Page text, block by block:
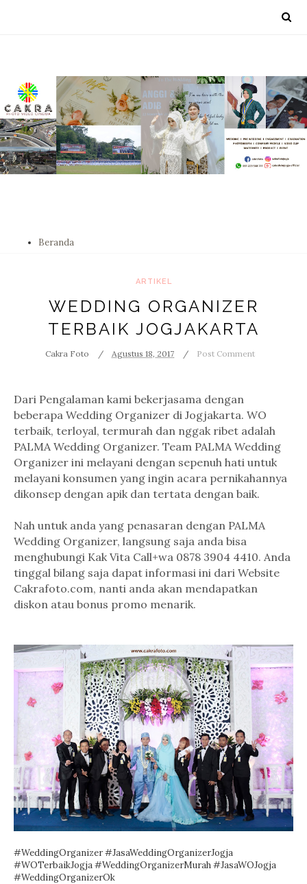
Beranda
ARTIKEL
WEDDING ORGANIZER
TERBAIK JOGJAKARTA
Cakra Foto Agustus 18, 2017 Post Comment
Dari Pengalaman kami bekerjasama dengan
beberapa Wedding Organizer di Jogjakarta. WO
terbaik, terloyal, termurah dan nggak ribet adalah
PALMA Wedding Organizer. Team PALMA Wedding
Organizer ini melayani dengan sepenuh hati untuk
melayani konsumen yang ingin acara pernikahannya
dikonsep dengan apik dan tertata dengan baik.
Nah untuk anda yang penasaran dengan PALMA
Wedding Organizer, langsung saja anda bisa
menghubungi Kak Vita Call+wa 0878 3904 4410. Anda
tinggal bilang saja dapat informasi ini dari Website
Cakrafoto.com, nanti anda akan mendapatkan
diskon atau bonus promo menarik.
#WeddingOrganizer #JasaWeddingOrganizerJogja
#WOTerbaikJogja #WeddingOrganizerMurah #JasaWOJogja
#WeddingOrganizerOk